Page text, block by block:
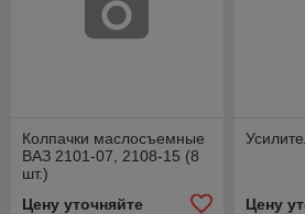
Колпачки маслосъемные
ВАЗ 2101-07, 2108-15 (8
шт.)
Цену уточняйте
Цену